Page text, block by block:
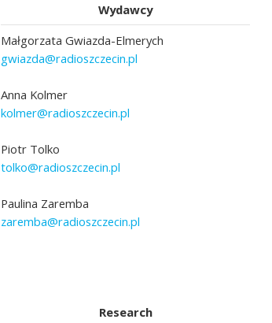
Wydawcy
Małgorzata Gwiazda-Elmerych
gwiazda@radioszczecin.pl
Anna Kolmer
kolmer@radioszczecin.pl
Piotr Tolko
tolko@radioszczecin.pl
Paulina Zaremba
zaremba@radioszczecin.pl
Research